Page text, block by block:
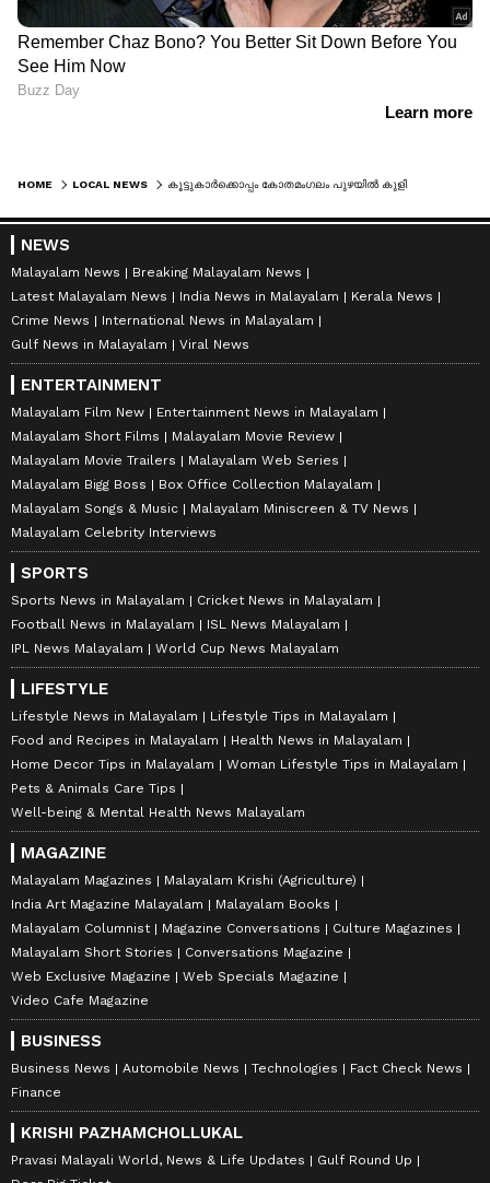
HOME LOCAL NEWS
NEWS
Malayalam News
Breaking Malayalam News
Latest Malayalam News
India News in Malayalam
Kerala News
Crime News
International News in Malayalam
Gulf News in Malayalam
Viral News
ENTERTAINMENT
Malayalam Film New
Entertainment News in Malayalam
Malayalam Short Films
Malayalam Movie Review
Malayalam Movie Trailers
Malayalam Web Series
Malayalam Bigg Boss
Box Office Collection Malayalam
Malayalam Songs & Music
Malayalam Miniscreen & TV News
Malayalam Celebrity Interviews
SPORTS
Sports News in Malayalam
Cricket News in Malayalam
Football News in Malayalam
ISL News Malayalam
IPL News Malayalam
World Cup News Malayalam
LIFESTYLE
Lifestyle News in Malayalam
Lifestyle Tips in Malayalam
Food and Recipes in Malayalam
Health News in Malayalam
Home Decor Tips in Malayalam
Woman Lifestyle Tips in Malayalam
Pets & Animals Care Tips
Well-being & Mental Health News Malayalam
MAGAZINE
Malayalam Magazines
Malayalam Krishi (Agriculture)
India Art Magazine Malayalam
Malayalam Books
Malayalam Columnist
Magazine Conversations
Culture Magazines
Malayalam Short Stories
Conversations Magazine
Web Exclusive Magazine
Web Specials Magazine
Video Cafe Magazine
BUSINESS
Business News Automobile News Technologies
Fact Check News
Finance
KRISHI PAZHAMCHOLLUKAL
Pravasi Malayali World, News & Life Updates
Gulf Round Up